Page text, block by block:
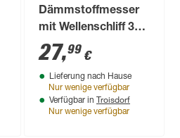
Dämmstoffmesser
mit Wellenschliff 300
mm
27,99 €
Lieferung nach Hause
Nur wenige verfügbar
Verfügbar in Troisdorf
Nur wenige verfügbar